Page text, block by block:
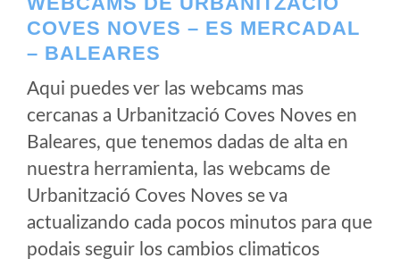
COVES NOVES – ES MERCADAL
– BALEARES
Aqui puedes ver las webcams mas
cercanas a Urbanització Coves Noves en
Baleares, que tenemos dadas de alta en
nuestra herramienta, las webcams de
Urbanització Coves Noves se va
actualizando cada pocos minutos para que
podais seguir los cambios climaticos